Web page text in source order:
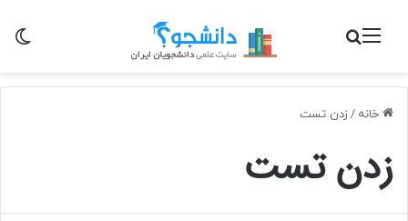
منو جستجو برای
خانه / زدن تست
زدن تست